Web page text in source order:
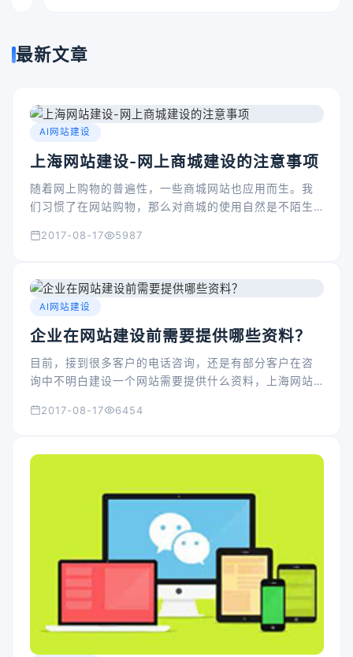
最新文章
AI网站建设
上海网站建设-网上商城建设的注意事项
随着网上购物的普遍性，一些商城网站也应用而生。我
们习惯了在网站购物，那么对商城的使用自然是不陌生
是很了解，今天上海网站建设公司就来简单说说建设商
2017-08-17 5987
AI网站建设
企业在网站建设前需要提供哪些资料？
目前，接到很多客户的电话咨询，还是有部分客户在咨
询中不明白建设一个网站需要提供什么资料，上海网站
2017-08-17
6454